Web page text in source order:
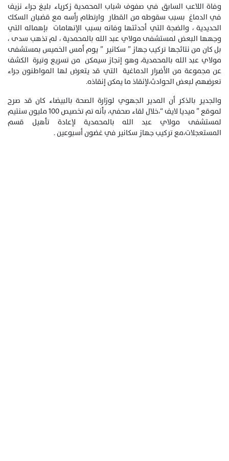
وفاة اللاعب السابق في صفوف شباب المحمدية زكرياء بليغ جراء نزيف
في الدماغ بسبب سقوطه من القطار وارتطام رأسه مع قضبان السكك
الحديدية ، والضجة التي أحدثتها وفاته بسبب الإتهامات بإهماله التي
وجهها البعض لمستشفى مولاي عبد الله بالمحمدية ، لم تذهب سدى ،
بل كان من نتائجها تركيب جهاز ” سكانير ” يوم أمس الخميس بمستشفى
مولاي عبد الله بالمحمدية، وهو إنجاز سيمكن من تسريع وتيرة الكشف
عن مجموعة من الأضرار الدماغية التي قد يتعرض لها المواطنون جراء
تعرضهم لبعض الحوادث،لإنقاذ ما يمكن إنقاذه.
والجدير بالذكر أن المدير الجهوي لوزارة الصحة بالبيضاء كان قد صرح
لموقع ” ميديا لايف “،خلال لقاء صحفي، بأنه تم تخصيص 100 مليون سنتيم
لمستشفى مولاي عبد الله بالمحمدية لإعادة تأهيل قسم
المستعجلات،مع تركيب جهاز سكانير في غضون أسبوعين .